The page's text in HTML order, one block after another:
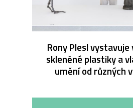
Rony Plesl vystavuje
skleněné plastiky a
umění od různých